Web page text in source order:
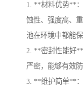
1. **材料优势**
蚀性、强度高、
池在环境中都能
2. **密封性能好
严密，能够有效
3. **维护简单**